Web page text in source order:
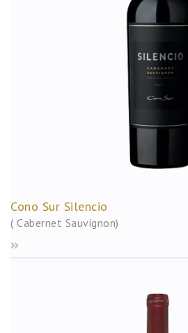
Cono Sur Silencio
( Cabernet Sauvignon)